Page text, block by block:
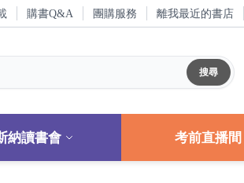
購書Q&A 團購服務 離我最近的書店
納讀書會 考前直播間